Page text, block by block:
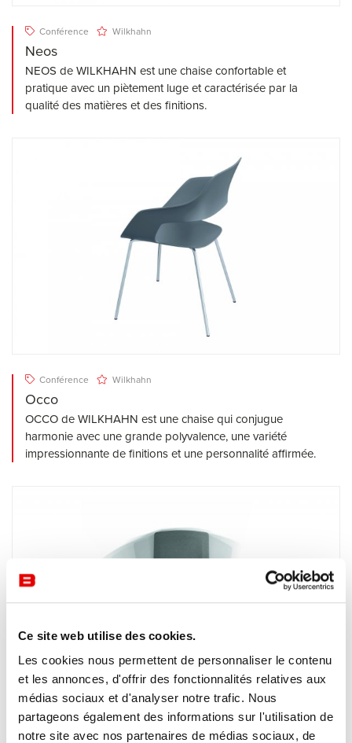
Ce site web utilise des cookies.
Les cookies nous permettent de personnaliser le contenu
et les annonces, d'offrir des fonctionnalités relatives aux
médias sociaux et d'analyser notre trafic. Nous
partageons également des informations sur l'utilisation de
notre site avec nos partenaires de médias sociaux, de
Conférence Wilkhahn
Neos
NEOS de WILKHAHN est une chaise confortable et
pratique avec un piètement luge et caractérisée par la
qualité des matières et des finitions.
Conférence Wilkhahn
Occo
OCCO de WILKHAHN est une chaise qui conjugue
harmonie avec une grande polyvalence, une variété
impressionnante de finitions et une personnalité affirmée.
Fauteuils de bureau